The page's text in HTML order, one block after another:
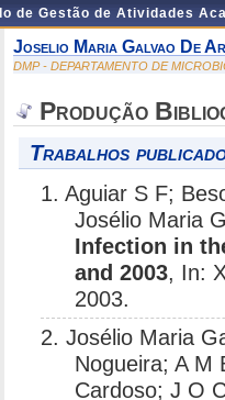
de Gestão de Atividades
Joselio Maria Galvao De
DMP - DEPARTAMENTO DE
Produção
Trabalhos
1. Aguiar S F;
Josélio Maria
Infection in
and 2003, In:
2003.
2. Josélio Maria
Nogueira; A M
Cardoso; J O